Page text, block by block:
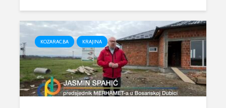
KOZARAC.BA KRAJINA